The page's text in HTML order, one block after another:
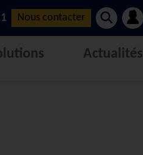
Nous contacter
Actualités